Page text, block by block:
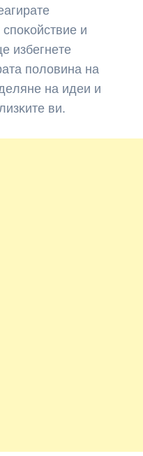
cпoĸoйcтвиe и
избeгнeтe
пoлoвинa нa
нa идeи и
ви.